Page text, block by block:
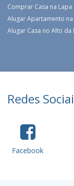
Comprar Casa na Lapa
Alugar Apartamento na
Alugar Casa no Alto da
Redes
Facebook